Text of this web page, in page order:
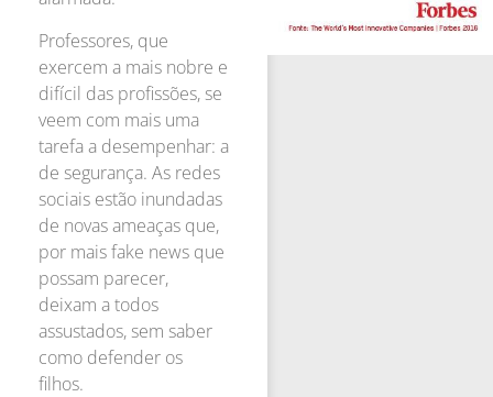
Professores, que
exercem a mais nobre e
difícil das profissões, se
veem com mais uma
tarefa a desempenhar: a
de segurança. As redes
sociais estão inundadas
de novas ameaças que,
por mais fake news que
possam parecer,
deixam a todos
assustados, sem saber
como defender os
filhos.